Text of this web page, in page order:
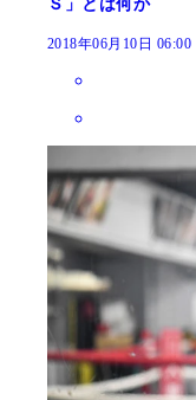
Ｓ」とは何か
2018年06月10日 06:00